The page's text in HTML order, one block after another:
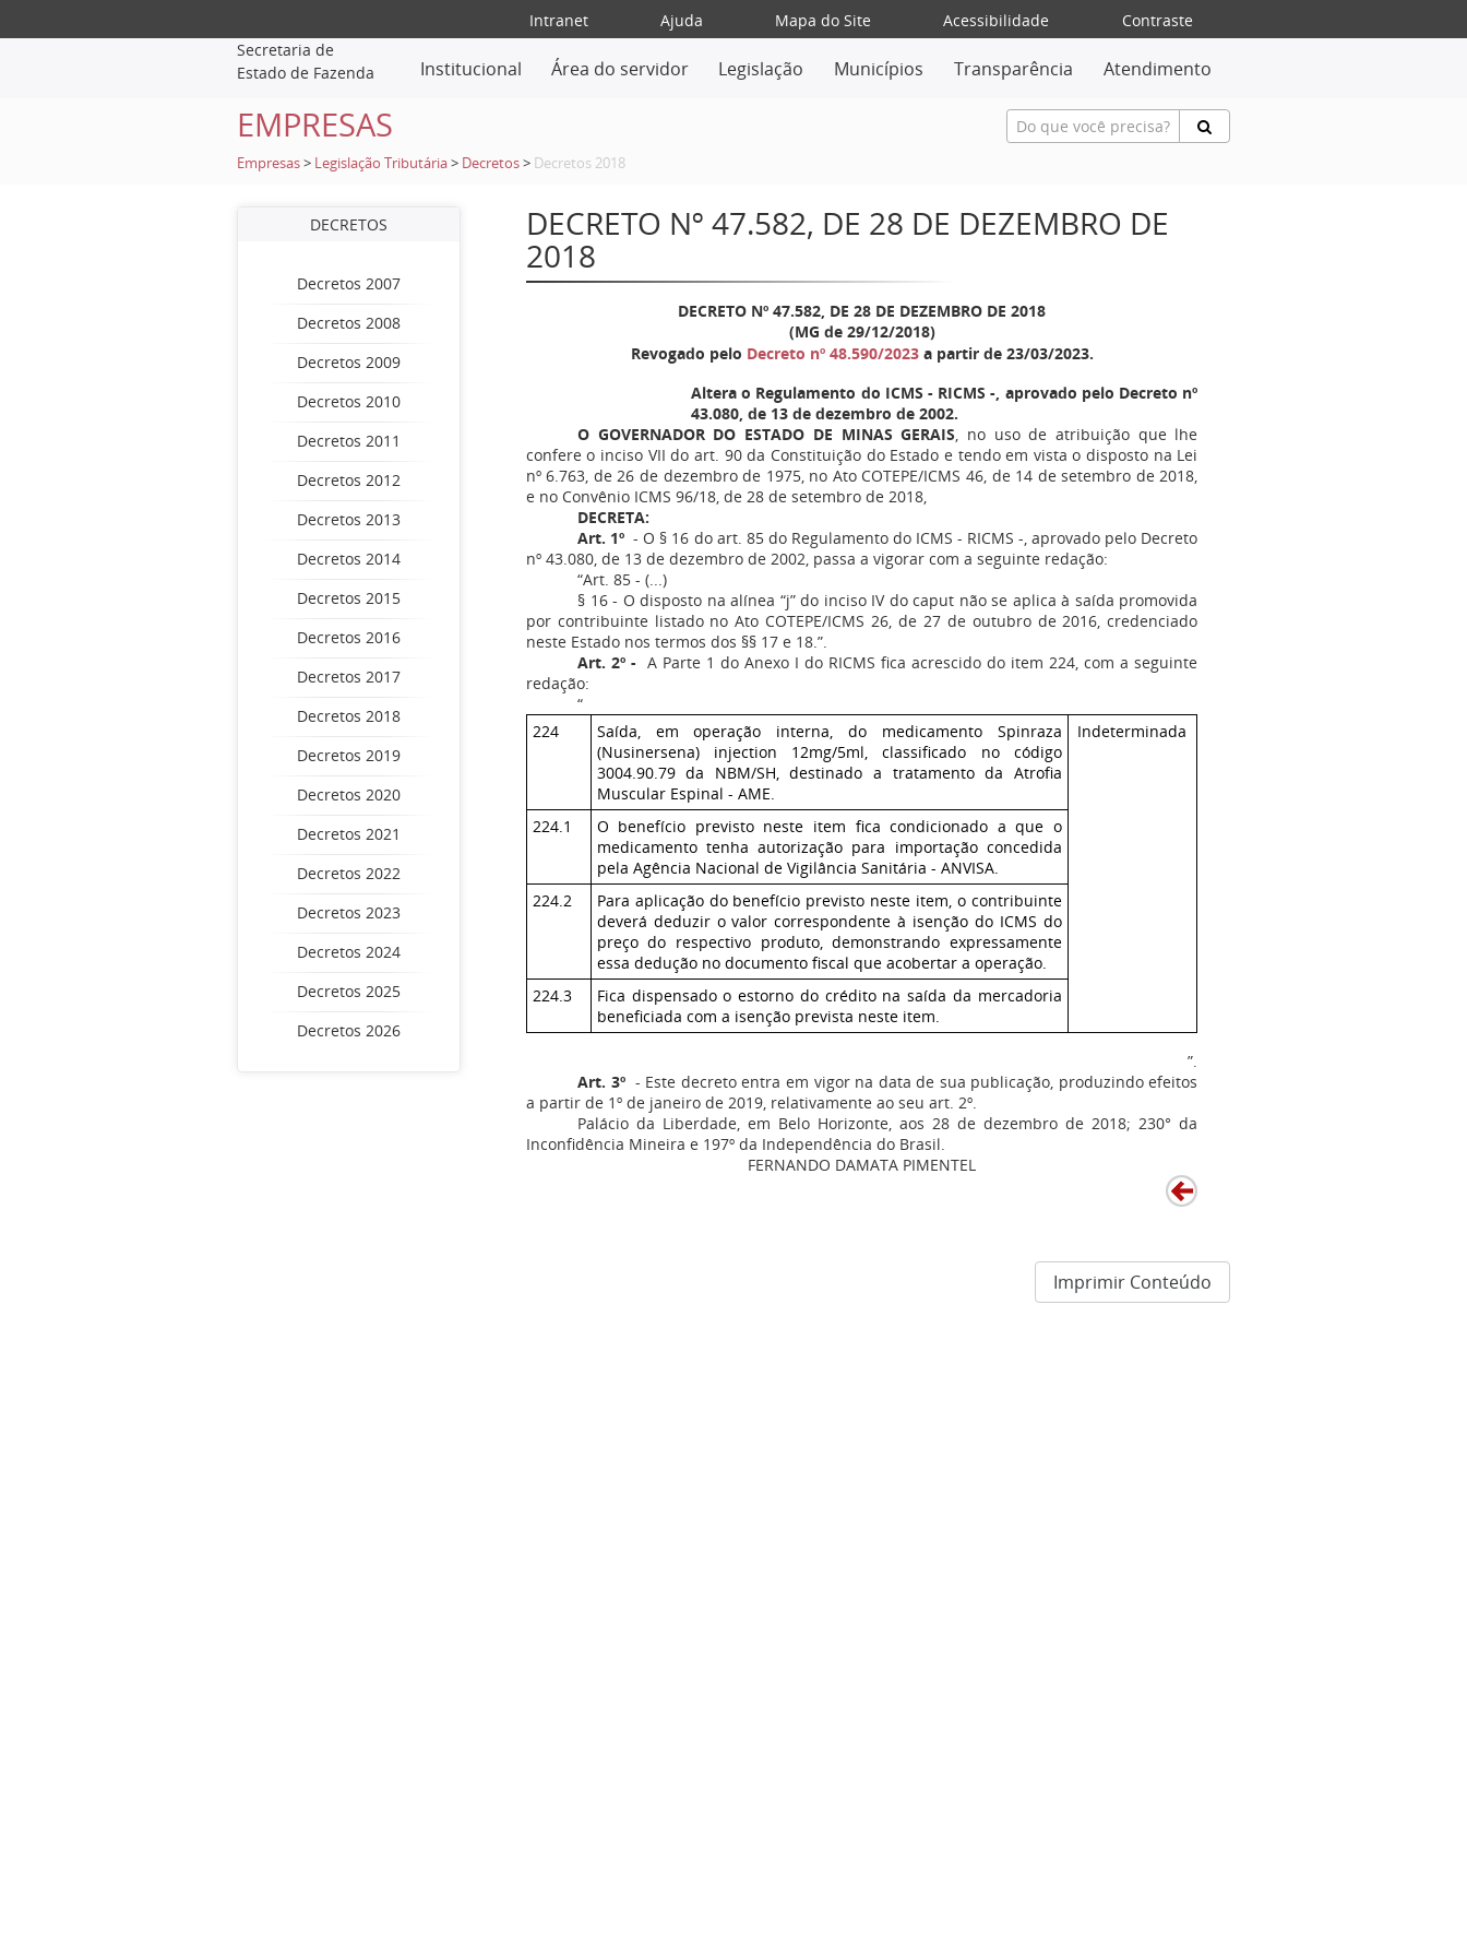
Intranet Ajuda Mapa do Site Acessibilidade
Contraste
Secretaria de
Estado de Fazenda
Institucional Área do servidor Legislação Municípios Transparência Atendimento
EMPRESAS
Empresas > Legislação Tributária > Decretos > Decretos 2018
DECRETOS
Decretos 2007
Decretos 2008
Decretos 2009
Decretos 2010
Decretos 2011
Decretos 2012
Decretos 2013
Decretos 2014
Decretos 2015
Decretos 2016
Decretos 2017
Decretos 2018
Decretos 2019
Decretos 2020
Decretos 2021
Decretos 2022
Decretos 2023
Decretos 2024
Decretos 2025
Decretos 2026
DECRETO Nº 47.582, DE 28 DE DEZEMBRO DE
2018
DECRETO Nº 47.582, DE 28 DE DEZEMBRO DE 2018
(MG de 29/12/2018)
Revogado pelo Decreto nº 48.590/2023a partir de 23/03/2023.
Altera o Regulamento do ICMS - RICMS -, aprovado pelo Decreto nº
43.080, de 13 de dezembro de 2002.
O GOVERNADOR DO ESTADO DE MINAS GERAIS, no uso de atribuição que lhe
confere o inciso VII do art. 90 da Constituição do Estado e tendo em vista o disposto na Lei
nº 6.763, de 26 de dezembro de 1975, no Ato COTEPE/ICMS 46, de 14 de setembro de 2018,
e no Convênio ICMS 96/18, de 28 de setembro de 2018,
DECRETA:
Art. 1º - O § 16 do art. 85 do Regulamento do ICMS - RICMS -, aprovado pelo Decreto
nº 43.080, de 13 de dezembro de 2002, passa a vigorar com a seguinte redação:
“Art. 85 - (...)
§ 16 - O disposto na alínea “j” do inciso IV do caput não se aplica à saída promovida
por contribuinte listado no Ato COTEPE/ICMS 26, de 27 de outubro de 2016, credenciado
neste Estado nos termos dos §§ 17 e 18.”.
Art. 2º - A Parte 1 do Anexo I do RICMS fica acrescido do item 224, com a seguinte
redação:
“
224
Saída, em operação interna, do medicamento Spinraza
(Nusinersena) injection 12mg/5ml, classificado no código
3004.90.79 da NBM/SH, destinado a tratamento da Atrofia
Muscular Espinal - AME.
Indeterminada
224.1
O benefício previsto neste item fica condicionado a que o
medicamento tenha autorização para importação concedida
pela Agência Nacional de Vigilância Sanitária - ANVISA.
224.2
Para aplicação do benefício previsto neste item, o contribuinte
deverá deduzir o valor correspondente à isenção do ICMS do
preço do respectivo produto, demonstrando expressamente
essa dedução no documento fiscal que acobertar a operação.
224.3
Fica dispensado o estorno do crédito na saída da mercadoria
beneficiada com a isenção prevista neste item.
”.
Art. 3º - Este decreto entra em vigor na data de sua publicação, produzindo efeitos
a partir de 1º de janeiro de 2019, relativamente ao seu art. 2º.
Palácio da Liberdade, em Belo Horizonte, aos 28 de dezembro de 2018; 230° da
Inconfidência Mineira e 197º da Independência do Brasil.
FERNANDO DAMATA PIMENTEL
Imprimir Conteúdo